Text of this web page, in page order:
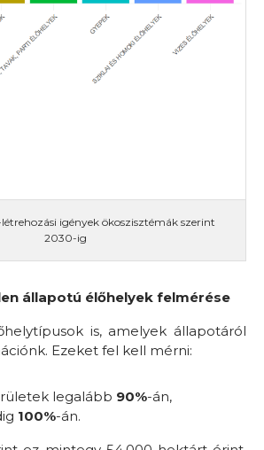
igények ökoszisztémák szerint
2030-ig
állapotú élőhelyek felmérése
is, amelyek állapotáról
Ezeket fel kell mérni:
legalább 90%-án,
100%-án.